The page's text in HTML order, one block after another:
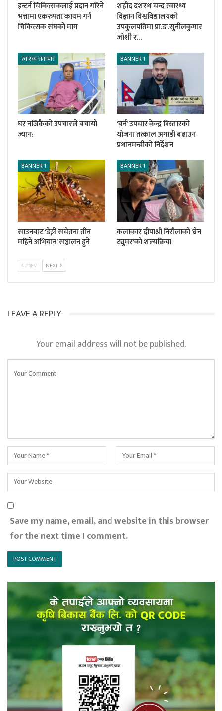
इन्टर्न चिकित्सकलाई प्रदान गरिने
भत्तामा एकरुपता कायम गर्न
चिकित्सक संघको माग
शहीद दशरथ चन्द स्वास्थ्य
विज्ञान विश्वविद्यालयको
उपकुलपतिमा प्रा.डा.सुनीलकुमार
जोशी र…
स्वास्थ्य समाचार
घर नजिकैको उपचारले बचायो
ज्यान:
BANNER 1
‘बर्न’ उपचार केन्द्र विस्तारको
योजना तत्काल अगाडी बढाउन
प्रधानमन्त्रीको निर्देशन
BANNER 1
साउनबाट ‘डेङ्गी सचेतना तीन
महिने अभियान’ सञ्चालन हुने
BANNER 1
कलाकार दीपाश्री निरौलाको ‘ब्रेन
ट्युमर’को शल्यक्रिया
PREV NEXT
LEAVE A REPLY
Your email address will not be published.
Save my name, email, and website in this browser
for the next time I comment.